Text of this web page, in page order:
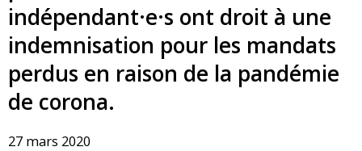
indépendant·e·s ont droit à une
indemnisation pour les mandats
perdus en raison de la pandémie
de corona.
27 mars 2020